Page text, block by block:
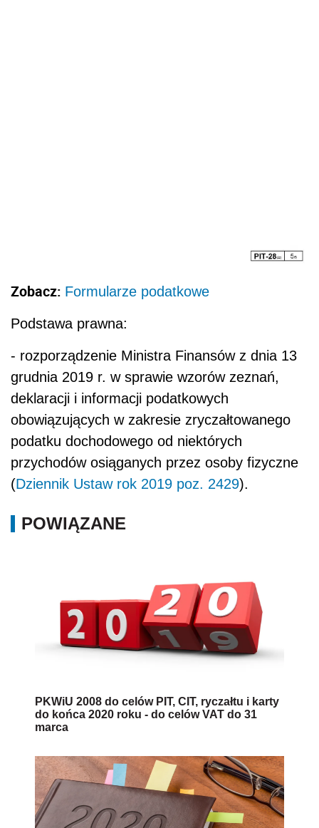
Zobacz: Formularze podatkowe
Podstawa prawna:
- rozporządzenie Ministra Finansów z dnia 13
grudnia 2019 r. w sprawie wzorów zeznań,
deklaracji i informacji podatkowych
obowiązujących w zakresie zryczałtowanego
podatku dochodowego od niektórych
przychodów osiąganych przez osoby fizyczne
(Dziennik Ustaw rok 2019 poz. 2429).
POWIĄZANE
PKWiU 2008 do celów PIT, CIT, ryczałtu i karty
do końca 2020 roku - do celów VAT do 31
marca